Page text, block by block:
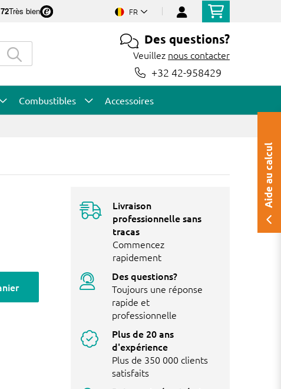
Très bien FR
Des questions?
Veuillez nous contacter
+32 42-958429
Combustibles Accessoires
Livraison
professionnelle sans
tracas
Commencez
rapidement
Des questions?
Toujours une réponse
rapide et
professionnelle
Plus de 20 ans
d'expérience
Plus de 350 000 clients
satisfaits
Aide au calcul